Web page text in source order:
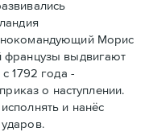
Морис
французы выдвигают
1792 года -
о наступлении.
и нанёс